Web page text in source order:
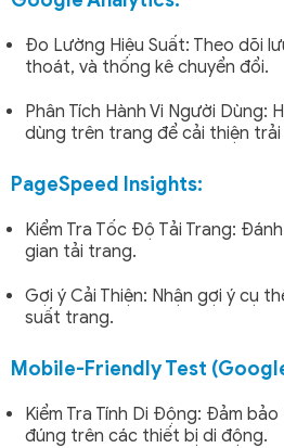
Đo Lường Hiệu Suất: Theo dõi
thoát, và thống kê chuyển đổi.
Phân Tích Hành Vi Người Dùng:
dùng trên trang để cải thiện trải
PageSpeed Insights:
Kiểm Tra Tốc Độ Tải Trang:
gian tải trang.
Gợi ý Cải Thiện: Nhận gợi ý cụ
suất trang.
Mobile-Friendly Test
Kiểm Tra Tính Di Động: Đảm
đúng trên các thiết bị di động.